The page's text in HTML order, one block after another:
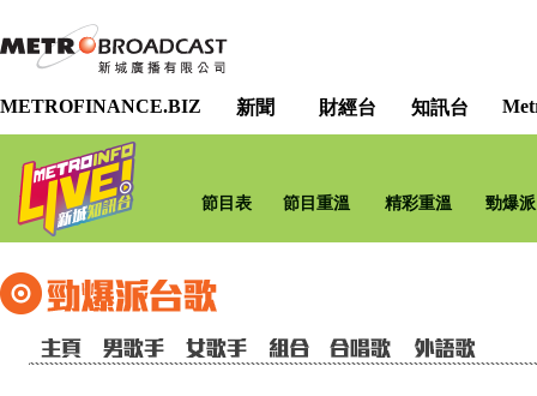
METROFINANCE.BIZ 新聞 財經台 知訊台
節目表 節目重溫 精彩重溫 勁爆